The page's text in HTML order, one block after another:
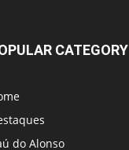
CATEGORY
do Alonso